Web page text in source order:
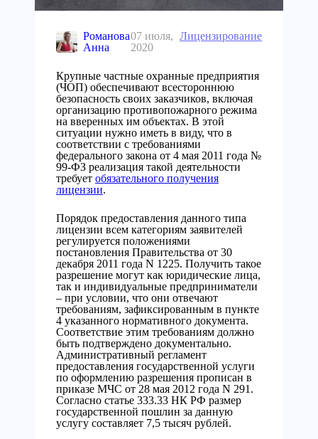
Романова
Анна
07 июля,
2020
Лицензирование
Крупные частные охранные предприятия
(ЧОП) обеспечивают всестороннюю
безопасность своих заказчиков, включая
организацию противопожарного режима
на вверенных им объектах. В этой
ситуации нужно иметь в виду, что в
соответствии с требованиями
федерального закона от 4 мая 2011 года №
99-ФЗ реализация такой деятельности
требует обязательного получения
лицензии.
Порядок предоставления данного типа
лицензии всем категориям заявителей
регулируется положениями
постановления Правительства от 30
декабря 2011 года N 1225. Получить такое
разрешение могут как юридические лица,
так и индивидуальные предприниматели
– при условии, что они отвечают
требованиям, зафиксированным в пункте
4 указанного нормативного документа.
Соответствие этим требованиям должно
быть подтверждено документально.
Административный регламент
предоставления государственной услуги
по оформлению разрешения прописан в
приказе МЧС от 28 мая 2012 года N 291.
Согласно статье 333.33 НК РФ размер
государственной пошлин за данную
услугу составляет 7,5 тысяч рублей.